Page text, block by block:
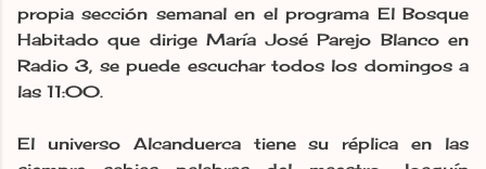
propia sección semanal en el programa El Bosque
Habitado que dirige María José Parejo Blanco en
Radio 3, se puede escuchar todos los domingos a
las 11:00.
El universo Alcanduerca tiene su réplica en las